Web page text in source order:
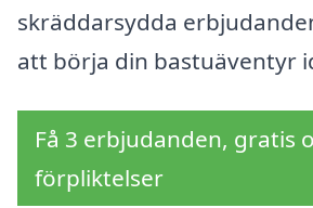
skräddarsydda
att börja din bastuäventyr
Få 3 erbjudanden, gratis
förpliktelser